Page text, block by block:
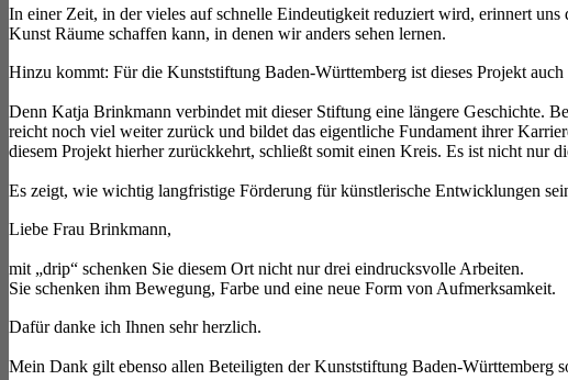
In einer Zeit, in der vieles auf schnelle Eindeutigkeit reduziert wird, erinnert
Kunst Räume schaffen kann, in denen wir anders sehen lernen.
Hinzu kommt: Für die Kunststiftung Baden-Württemberg ist dieses Projekt
Denn Katja Brinkmann verbindet mit dieser Stiftung eine längere Geschichte.
reicht noch viel weiter zurück und bildet das eigentliche Fundament ihrer
diesem Projekt hierher zurückkehrt, schließt somit einen Kreis. Es ist nicht nur
Es zeigt, wie wichtig langfristige Förderung für künstlerische Entwicklungen
Liebe Frau Brinkmann,
mit „drip“ schenken Sie diesem Ort nicht nur drei eindrucksvolle Arbeiten.
Sie schenken ihm Bewegung, Farbe und eine neue Form von Aufmerksamkeit.
Dafür danke ich Ihnen sehr herzlich.
Mein Dank gilt ebenso allen Beteiligten der Kunststiftung Baden-Württemberg